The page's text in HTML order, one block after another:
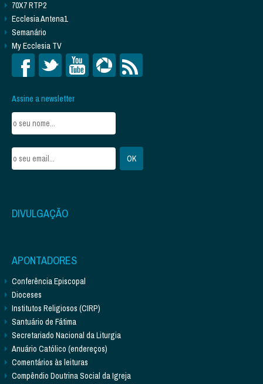
70X7 RTP2
Ecclesia Antena1
Semanário
My Ecclesia TV
Assine a newsletter
DIVULGAÇÃO
APONTADORES
Conferência Episcopal
Dioceses
Institutos Religiosos (CIRP)
Santuário de Fátima
Secretariado Nacional da Liturgia
Anuário Católico (endereços)
Comentários às leituras
Compêndio Doutrina Social da Igreja